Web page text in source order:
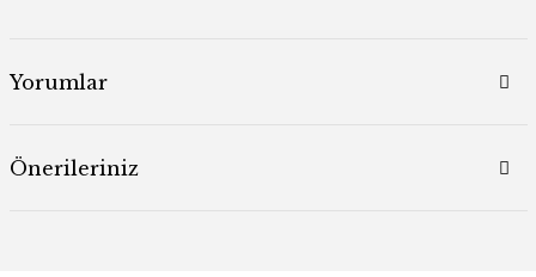
Yorumlar
Önerileriniz